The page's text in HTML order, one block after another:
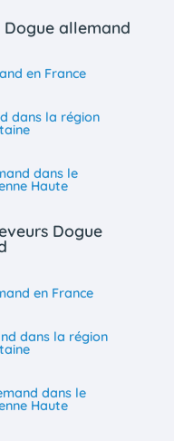
Dogue allemand
en France
dans la région
dans le
Haute
Dogue
en France
dans la région
dans le
Haute